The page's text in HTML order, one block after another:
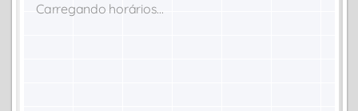
Carregando horários...